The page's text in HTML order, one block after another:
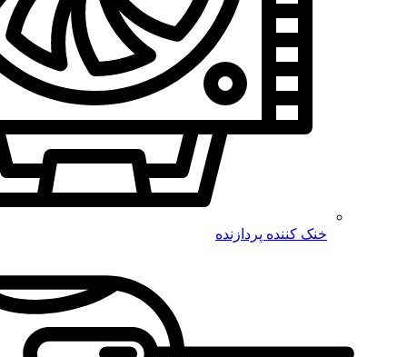
خنک کننده پردازنده